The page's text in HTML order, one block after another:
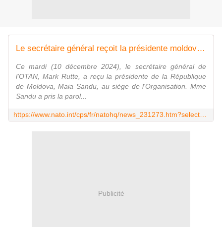
Le secrétaire général reçoit la présidente moldove, Maia Sandu, au siège de l'OTAN
Ce mardi (10 décembre 2024), le secrétaire général de
l'OTAN, Mark Rutte, a reçu la présidente de la République
de Moldova, Maia Sandu, au siège de l'Organisation. Mme
Sandu a pris la parol...
Publicité